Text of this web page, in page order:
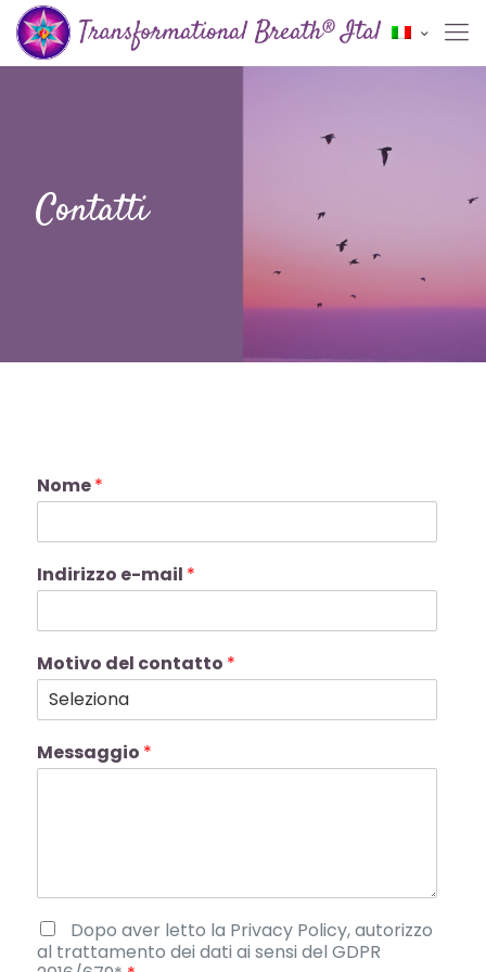
Contatti
Nome*
Indirizzo e-mail *
Motivo del contatto *
Messaggio *
C
a
Dopo aver letto la Privacy Policy, autorizzo
al trattamento dei dati ai sensi del GDPR